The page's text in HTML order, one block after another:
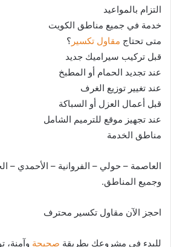
التزام بالمواعيد
خدمة في جميع مناطق الكويت
متى تحتاج مقاول تكسير ؟
قبل تركيب سيراميك جديد
عند تجديد الحمام أو المطبخ
عند تغيير توزيع الغرف
قبل أعمال العزل أو السباكة
عند تجهيز موقع للترميم الشامل
مناطق الخدمة
العاصمة – حولي – الفروانية – الأحمدي –
وجميع المناطق.
احجز الآن مقاول تكسير محترف
للبدء في مشروعك بطريقة صحيحة وآمنة،